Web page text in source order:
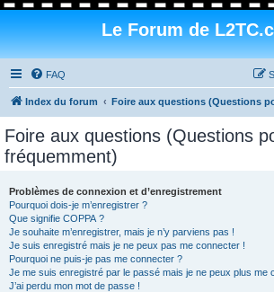
Le Forum de
FAQ
Index du forum Foire aux questions (Questions
Foire aux questions (Questions
fréquemment)
Problèmes de connexion et d’enregistrement
Pourquoi dois-je m’enregistrer ?
Que signifie COPPA ?
Je souhaite m’enregistrer, mais je n’y parviens pas !
Je suis enregistré mais je ne peux pas me connecter !
Pourquoi ne puis-je pas me connecter ?
Je me suis enregistré par le passé mais je ne peux plus me
J’ai perdu mon mot de passe !